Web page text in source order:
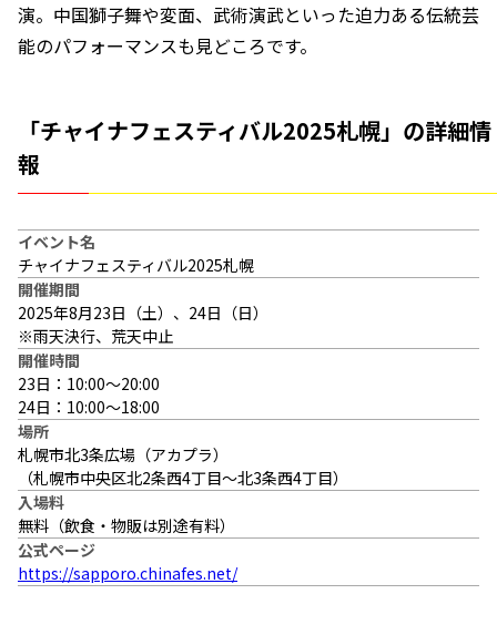
演。中国獅子舞や変面、武術演武といった迫力ある伝統芸
能のパフォーマンスも見どころです。
「チャイナフェスティバル2025札幌」の詳細情
報
イベント名
チャイナフェスティバル2025札幌
開催期間
2025年8月23日（土）、24日（日）
※雨天決行、荒天中止
開催時間
23日：10:00～20:00
24日：10:00～18:00
場所
札幌市北3条広場（アカプラ）
（札幌市中央区北2条西4丁目～北3条西4丁目）
入場料
無料（飲食・物販は別途有料）
公式ページ
https://sapporo.chinafes.net/